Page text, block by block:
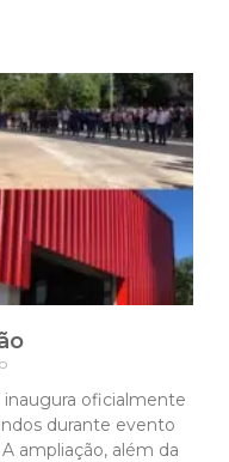
inaugura oficialmente
durante evento
ampliação, além da